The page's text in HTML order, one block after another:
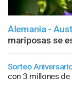
Alemania -
mariposas se
Sorteo
con 3 millones